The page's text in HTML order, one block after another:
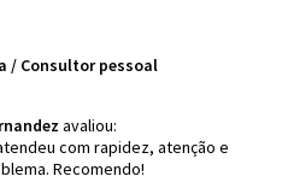
/ Consultor pessoal
avaliou:
com rapidez, atenção e
Recomendo!